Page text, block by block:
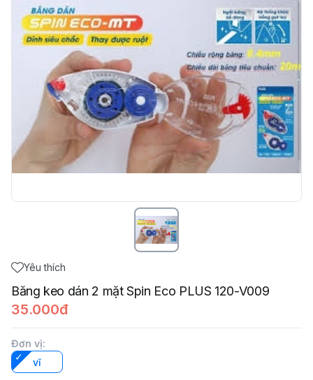
Yêu thích
Băng keo dán 2 mặt Spin Eco PLUS 120-V009
35.000đ
Đơn vị:
vĩ